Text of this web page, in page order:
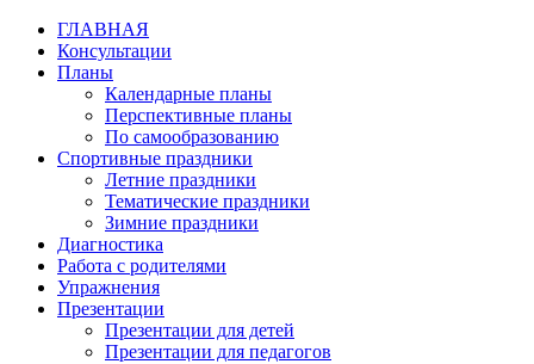
ГЛАВНАЯ
Консультации
Планы
Календарные планы
Перспективные планы
По самообразованию
Спортивные праздники
Летние праздники
Тематические праздники
Зимние праздники
Диагностика
Работа с родителями
Упражнения
Презентации
Презентации для детей
Презентации для педагогов